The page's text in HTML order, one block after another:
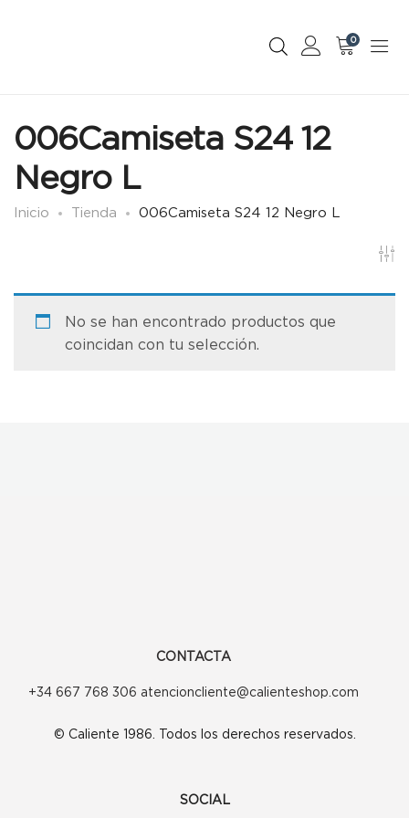
0
006Camiseta S24 12
Negro L
Inicio Tienda 006Camiseta S24 12 Negro L
No se han encontrado productos que
coincidan con tu selección.
CONTACTA
+34 667 768 306 atencioncliente@calienteshop.com
© Caliente 1986. Todos los derechos reservados.
SOCIAL